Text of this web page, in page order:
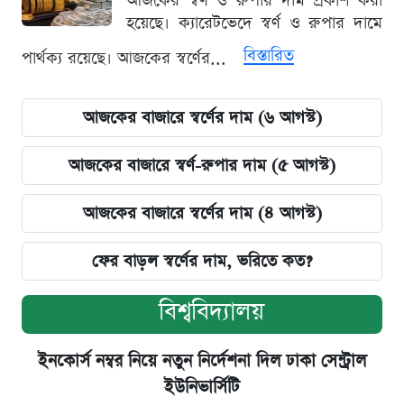
হয়েছে। ক্যারেটভেদে স্বর্ণ ও রুপার দামে
পার্থক্য রয়েছে। আজকের স্বর্ণের...
বিস্তারিত
আজকের বাজারে স্বর্ণের দাম (৬ আগস্ট)
আজকের বাজারে স্বর্ণ-রুপার দাম (৫ আগস্ট)
আজকের বাজারে স্বর্ণের দাম (৪ আগস্ট)
ফের বাড়ল স্বর্ণের দাম, ভরিতে কত?
বিশ্ববিদ্যালয়
ইনকোর্স নম্বর নিয়ে নতুন নির্দেশনা দিল ঢাকা সেন্ট্রাল
ইউনিভার্সিটি